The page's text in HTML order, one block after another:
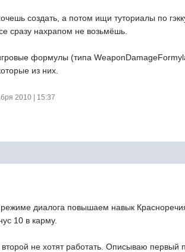
создать, а потом ищи туториалы по
сразу нахрапом не возьмёшь.
игровые формулы (типа
из них.
2010 | 15:37
диалога повышаем навык
10 в карму.
не хотят работать. Описываю первый